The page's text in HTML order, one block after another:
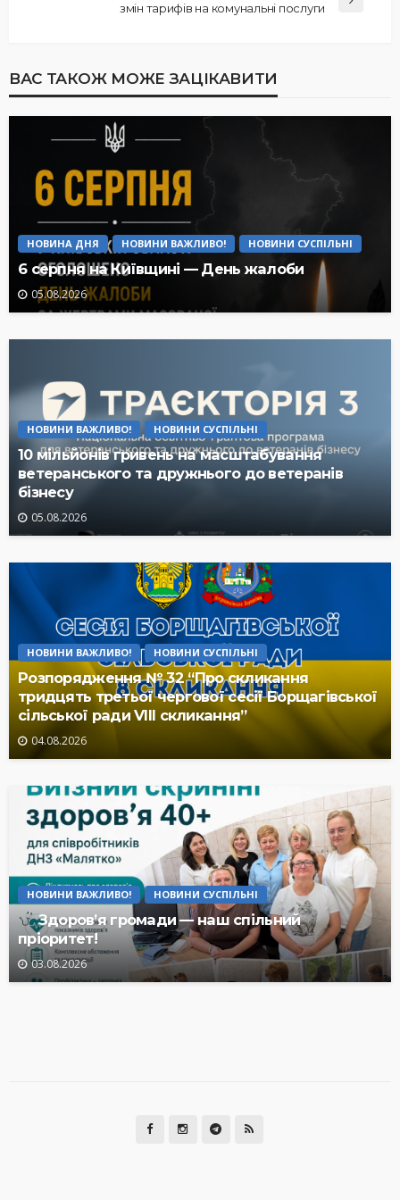
змін тарифів на комунальні послуги
ВАС ТАКОЖ МОЖЕ ЗАЦІКАВИТИ
НОВИНА ДНЯ НОВИНИ ВАЖЛИВО! НОВИНИ СУСПІЛЬНІ
6 серпня на Київщині — День жалоби
05.08.2026
НОВИНИ ВАЖЛИВО! НОВИНИ СУСПІЛЬНІ
10 мільйонів гривень на масштабування
ветеранського та дружнього до ветеранів
бізнесу
05.08.2026
НОВИНИ ВАЖЛИВО! НОВИНИ СУСПІЛЬНІ
Розпорядження № 32 “Про скликання
тридцять третьої чергової сесії Борщагівської
сільської ради VIII скликання”
04.08.2026
НОВИНИ ВАЖЛИВО! НОВИНИ СУСПІЛЬНІ
Здоров’я громади — наш спільний
пріоритет!
03.08.2026